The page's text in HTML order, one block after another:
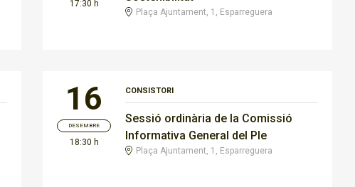
17:30 h
Plaça Ajuntament, 1, Esparreguera
16
DESEMBRE
18:30 h
CONSISTORI
Sessió ordinària de la Comissió
Informativa General del Ple
Plaça Ajuntament, 1, Esparreguera